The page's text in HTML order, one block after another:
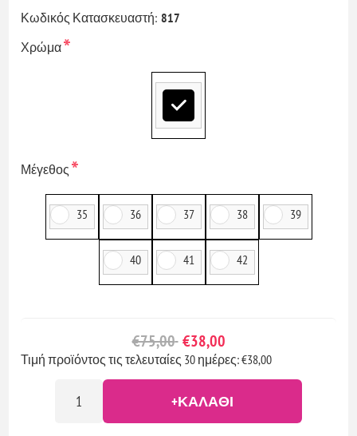
Κωδικός Κατασκευαστή: 817
Χρώμα*
Μέγεθος*
35 36 37 38 39
40 41 42
€75,00 €38,00
Τιμή προϊόντος τις τελευταίες 30 ημέρες: €38,00
+ΚΑΛΆΘΙ